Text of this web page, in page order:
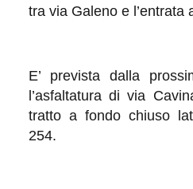
tra via Galeno e l’entrata
E’ prevista dalla
l’asfaltatura di via
tratto a fondo chiuso
254.